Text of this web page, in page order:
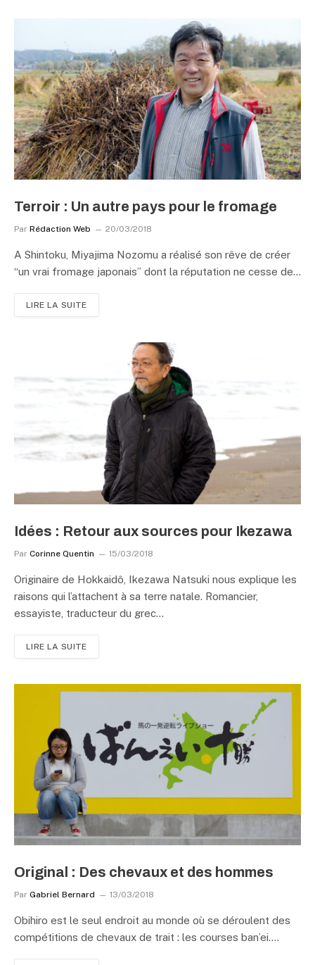
Terroir : Un autre pays pour le fromage
Par Rédaction Web 20/03/2018
A Shintoku, Miyajima Nozomu a réalisé son rêve de créer
“un vrai fromage japonais” dont la réputation ne cesse de…
LIRE LA SUITE
Idées : Retour aux sources pour Ikezawa
Par Corinne Quentin 15/03/2018
Originaire de Hokkaidô, Ikezawa Natsuki nous explique les
raisons qui l’attachent à sa terre natale. Romancier,
essayiste, traducteur du grec…
LIRE LA SUITE
Original : Des chevaux et des hommes
Par Gabriel Bernard 13/03/2018
Obihiro est le seul endroit au monde où se déroulent des
compétitions de chevaux de trait : les courses ban’ei.…